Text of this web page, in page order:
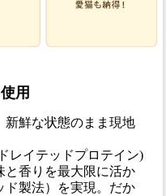
用
新鮮な状態のまま現地
レイテッドプロテイン)
と香りを最大限に活か
ド製法）を実現。だか